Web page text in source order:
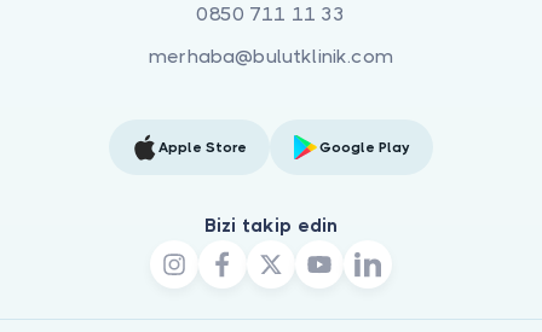
0850 711 11 33
merhaba@bulutklinik.com
Apple Store Google Play
Bizi takip edin